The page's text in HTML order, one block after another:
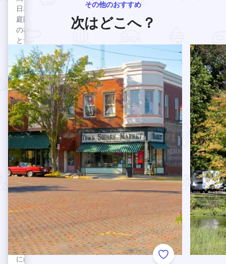
本物の。オリジナル。ロックフォード地域での
ウンに
位置す
るエン
バシ
ー・ス
イー
ツ・バ
イ・ヒ
ルト
ン・ロ
ックフ
ォー
ド・リ
バーフ
ロント
＆ロッ
クフォ
ード・
カンフ
ァレン
ス・セ
ンター
は、
160室
ロー
レン
ト・
ハウ
ス
は、
有名
な建
築家
が障
害者
のた
めに
設計
した
唯一
の建
物で
あ
る。
プレ
ーリ
ー・
スト
プレーリー・ストリート・ブルーイング社を見る
日本
庭園
のひ
とつ
に選
ばれ
てい
る。
ニコ
ラ
ス・
コン
サー
バト
リー
＆ガ
ーデ
ン
ニコラ
ス・コ
ンサバ
トリー
には、
ニコラス・コンサーバトリー＆ガーデンを見る
その他のおすすめ
次はどこへ？
Add to Favorites
続きを読む カーボンデールの居心地の良いカップル旅行
社会的に